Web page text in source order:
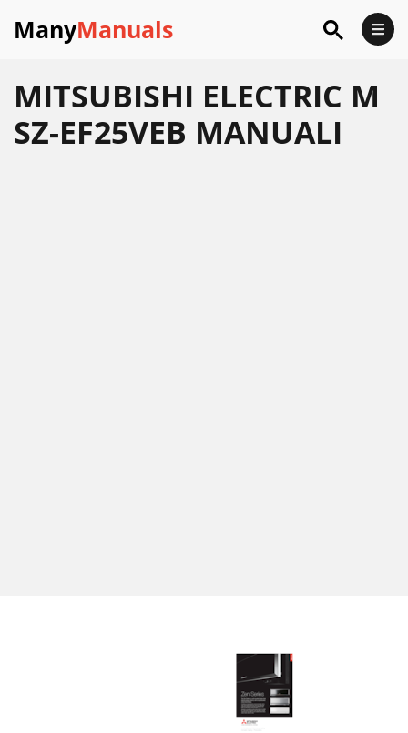
ManyManuals
MITSUBISHI ELECTRIC M
SZ-EF25VEB MANUALI